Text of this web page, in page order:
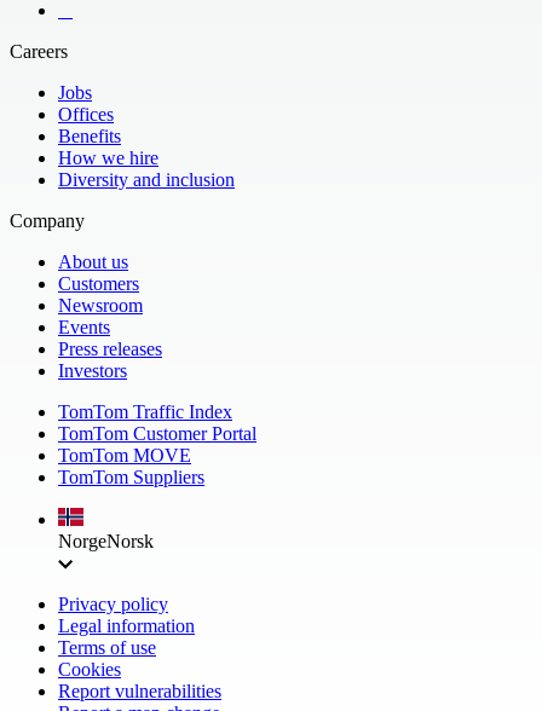
Careers
Jobs
Offices
Benefits
How we hire
Diversity and inclusion
Company
About us
Customers
Newsroom
Events
Press releases
Investors
TomTom Traffic Index
TomTom Customer Portal
TomTom MOVE
TomTom Suppliers
NorgeNorsk
Privacy policy
Legal information
Terms of use
Cookies
Report vulnerabilities